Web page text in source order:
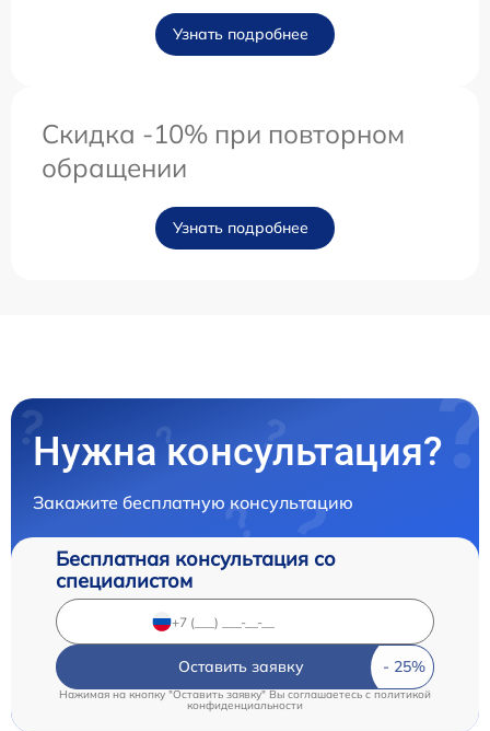
Узнать подробнее
Скидка -10% при повторном
обращении
Узнать подробнее
Нужна консультация?
Закажите бесплатную консультацию
Бесплатная консультация со
специалистом
Оставить заявку
Нажимая на кнопку "Оставить заявку" Вы соглашаетесь c политикой
конфиденциальности